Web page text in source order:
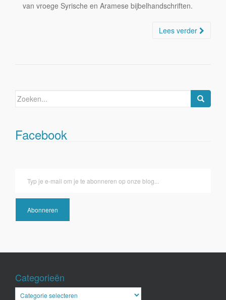
van vroege Syrische en Aramese bijbelhandschriften.
Lees verder
Zoeken
Facebook
Abonneren
Categorieën
Categorieën